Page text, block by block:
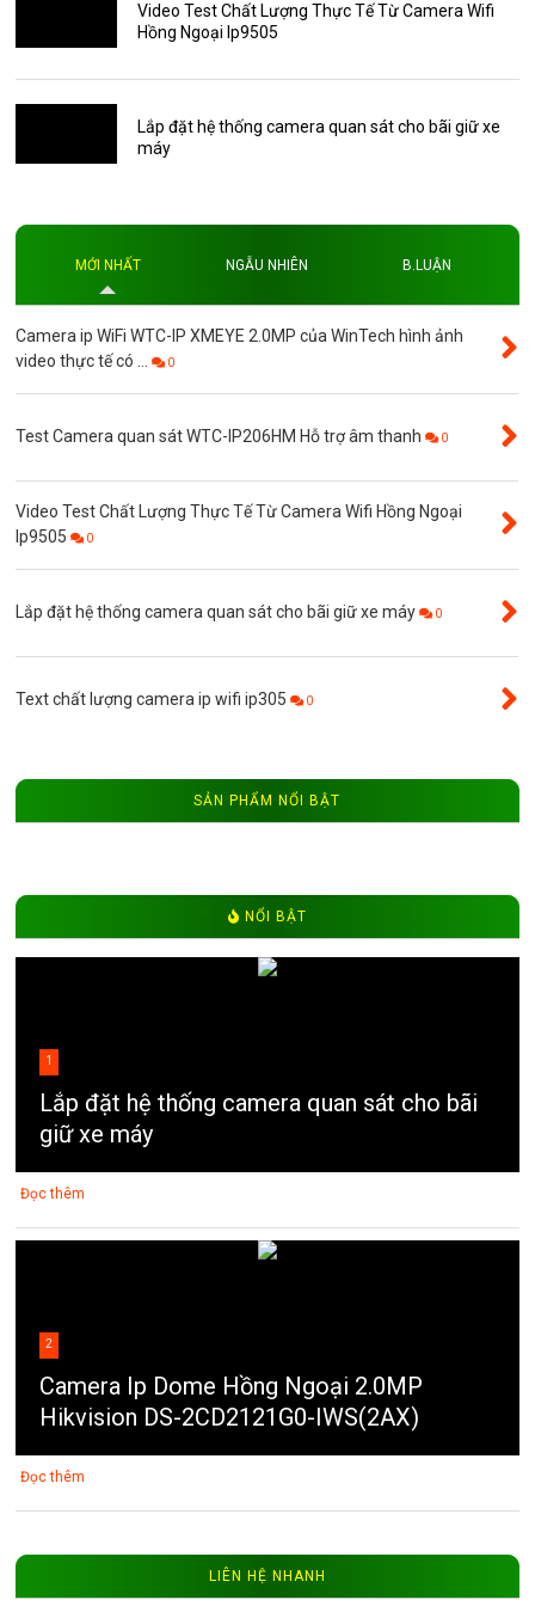
Thẻ nhớ 64GB
Thẻ nhớ AKwell
Độ phân giải
Độ phân giải 4MP
Video Test Chất Lượng Thực Tế Từ Camera Wifi
Hồng Ngoại Ip9505
Lắp đặt hệ thống camera quan sát cho bãi giữ xe
máy
MỚI NHẤT NGẪU NHIÊN B.LUẬN
Camera ip WiFi WTC-IP XMEYE 2.0MP của WinTech hình ảnh
video thực tế có ...
0
Test Camera quan sát WTC-IP206HM Hỗ trợ âm thanh 0
Video Test Chất Lượng Thực Tế Từ Camera Wifi Hồng Ngoại
Ip9505
0
Lắp đặt hệ thống camera quan sát cho bãi giữ xe máy 0
Text chất lượng camera ip wifi ip305 0
SẢN PHẨM NỔI BẬT
NỔI BẬT
1
Lắp đặt hệ thống camera quan sát cho bãi
giữ xe máy
Đọc thêm
2
Camera Ip Dome Hồng Ngoại 2.0MP
Hikvision DS-2CD2121G0-IWS(2AX)
Đọc thêm
LIÊN HỆ NHANH